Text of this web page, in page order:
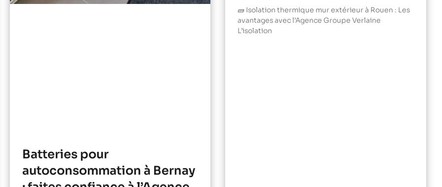
Batteries pour
autoconsommation à Bernay
🧱 Isolation thermique mur extérieur à Rouen : Les
avantages avec l’Agence Groupe Verlaine
L’isolation